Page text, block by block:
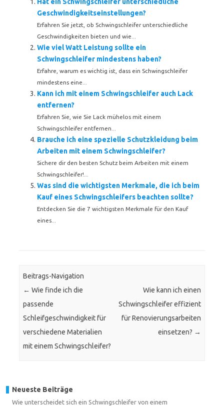
Geschwindigkeitseinstellungen?
Erfahren Sie jetzt, ob Schwingschleifer unterschiedliche
Geschwindigkeiten bieten und wie...
Wie viel Watt Leistung sollte ein
Schwingschleifer mindestens haben?
Erfahre, warum es wichtig ist, dass ein Schwingschleifer
mindestens eine...
Kann ich mit einem Schwingschleifer auch Lack
entfernen?
Erfahren Sie, wie Sie Lack mühelos mit einem
Schwingschleifer entfernen...
Brauche ich eine spezielle Schutzkleidung beim
Arbeiten mit einem Schwingschleifer?
Sichere dir den besten Schutz beim Arbeiten mit einem
Schwingschleifer!...
Was sind die wichtigsten Merkmale, die ich beim
Kauf eines Schwingschleifers beachten sollte?
Entdecken Sie die 7 wichtigsten Merkmale für den Kauf
eines...
Beitrags-Navigation
← Wie finde ich die
passende
Schleifgeschwindigkeit für
verschiedene Materialien
mit einem Schwingschleifer?
Wie kann ich einen
Schwingschleifer effizient
für Renovierungsarbeiten
einsetzen? →
Neueste Beiträge
Wie unterscheidet sich ein Schwingschleifer von einem